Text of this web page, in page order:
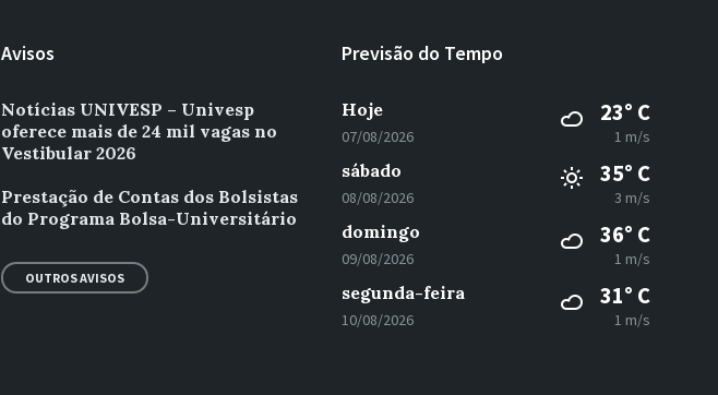
Avisos
Notícias UNIVESP – Univesp
oferece mais de 24 mil vagas no
Vestibular 2026
Prestação de Contas dos Bolsistas
do Programa Bolsa-Universitário
OUTROS AVISOS
Previsão do Tempo
Hoje
07/08/2026
23° C
1 m/s
sábado
08/08/2026
35° C
3 m/s
domingo
09/08/2026
36° C
1 m/s
segunda-feira
10/08/2026
31° C
1 m/s